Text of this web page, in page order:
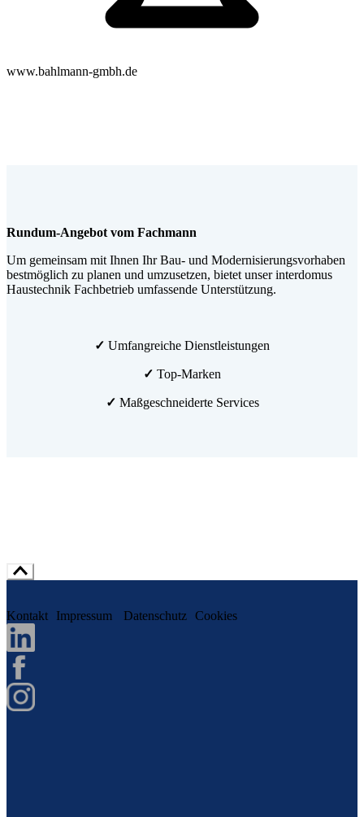
www.bahlmann-gmbh.de
Rundum-Angebot vom Fachmann
Um gemeinsam mit Ihnen Ihr Bau- und Modernisierungsvorhaben
bestmöglich zu planen und umzusetzen, bietet unser interdomus
Haustechnik Fachbetrieb umfassende Unterstützung.
✓ Umfangreiche Dienstleistungen
✓ Top-Marken
✓ Maßgeschneiderte Services
Kontakt Impressum Datenschutz Cookies